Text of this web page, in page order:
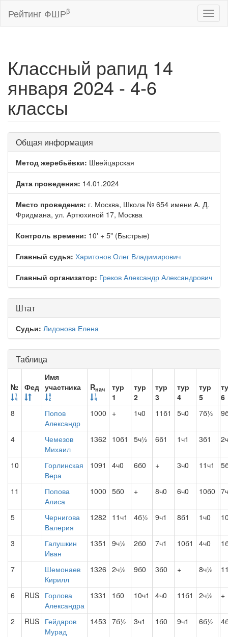
Рейтинг ФШРβ
Классный рапид 14
января 2024 - 4-6
классы
Общая информация
Метод жеребьёвки: Швейцарская
Дата проведения: 14.01.2024
Место проведения: г. Москва, Школа № 654 имени А. Д.
Фридмана, ул. Артюхиной 17, Москва
Контроль времени: 10' + 5" (Быстрые)
Главный судья: Харитонов Олег Владимирович
Главный организатор: Греков Александр Александрович
Штат
Судьи: Лидонова Елена
Таблица
№ Фед
Имя
участника
Rнач
тур
1
тур
2
тур
3
тур
4
тур
5
6
8
Попов
Александр
1000 + 1ч0 11б1 5ч0 7б½
4
Чемезов
Михаил
1362 10б1 5ч½ 6б1 1ч1 3б1
10
Горлинская
Вера
1091 4ч0 6б0 + 3ч0 11ч1
11
Попова
Алиса
1000 5б0 + 8ч0 6ч0 10б0
5
Чернигова
Валерия
1282 11ч1 4б½ 9ч1 8б1 1ч0
3
Галушкин
Иван
1351 9ч½ 2б0 7ч1 10б1 4ч0
7
Шемонаев
Кирилл
1326 2ч½ 9б0 3б0 + 8ч½
6 RUS Горлова
Александра
1331 1б0 10ч1 4ч0 11б1 2ч½ +
2 RUS Гейдаров
Мурад
1453 7б½ 3ч1 1б0 9ч1 6б½